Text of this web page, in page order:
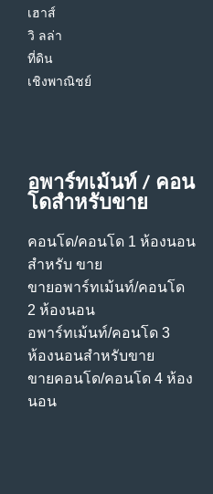
เฮาส์
วิ ลล่า
ที่ดิน
เชิงพาณิชย์
อพาร์ทเม้นท์ / คอน
โดสําหรับขาย
คอนโด/คอนโด 1 ห้องนอน
สําหรับ ขาย
ขายอพาร์ทเม้นท์/คอนโด
2 ห้องนอน
อพาร์ทเม้นท์/คอนโด 3
ห้องนอนสําหรับขาย
ขายคอนโด/คอนโด 4 ห้อง
นอน